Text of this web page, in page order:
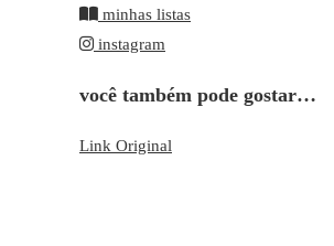
minhas listas
instagram
você também pode gostar…
Link Original